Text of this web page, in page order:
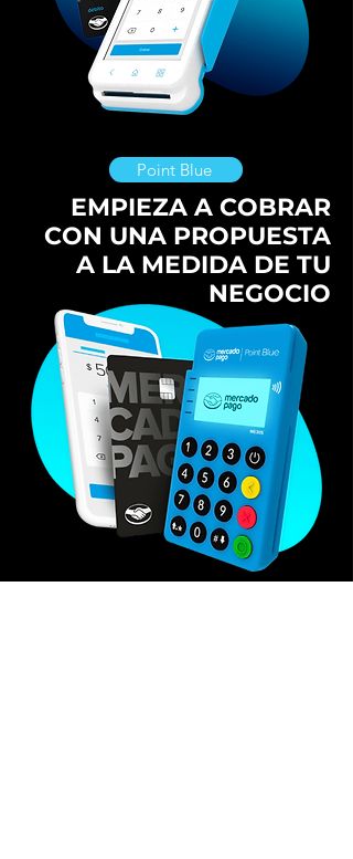
Point Blue
EMPIEZA A COBRAR
CON UNA PROPUESTA
A LA MEDIDA DE TU
NEGOCIO